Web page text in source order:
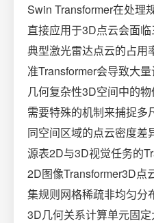
Swin Transformer在处理
直接应用于3D点云会面
典型激光雷达点云的占用
准Transformer会导致大
几何复杂性3D空间中的
需要特殊的机制来捕捉多
同空间区域的点云密度差
源表2D与3D视觉任务的
2D图像Transformer3D点
集规则网格稀疏非均匀分
3D几何关系计算单元固